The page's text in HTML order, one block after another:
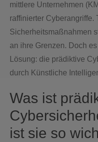
mittlere Unternehmen
raffinierter Cyberangriffe.
Sicherheitsmaßnahmen
an ihre Grenzen. Doch
Lösung: die prädiktive
durch Künstliche
Was ist
ist sie so